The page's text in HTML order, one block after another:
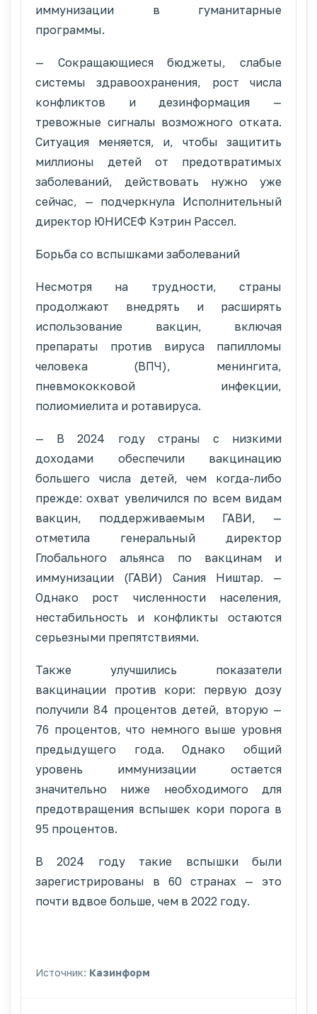
иммунизации в гуманитарные
программы.
— Сокращающиеся бюджеты, слабые
системы здравоохранения, рост числа
конфликтов и дезинформация —
тревожные сигналы возможного отката.
Ситуация меняется, и, чтобы защитить
миллионы детей от предотвратимых
заболеваний, действовать нужно уже
сейчас, — подчеркнула Исполнительный
директор ЮНИСЕФ Кэтрин Рассел.
Борьба со вспышками заболеваний
Несмотря на трудности, страны
продолжают внедрять и расширять
использование вакцин, включая
препараты против вируса папилломы
человека (ВПЧ), менингита,
пневмококковой инфекции,
полиомиелита и ротавируса.
— В 2024 году страны с низкими
доходами обеспечили вакцинацию
большего числа детей, чем когда-либо
прежде: охват увеличился по всем видам
вакцин, поддерживаемым ГАВИ, —
отметила генеральный директор
Глобального альянса по вакцинам и
иммунизации (ГАВИ) Сания Ништар. —
Однако рост численности населения,
нестабильность и конфликты остаются
серьезными препятствиями.
Также улучшились показатели
вакцинации против кори: первую дозу
получили 84 процентов детей, вторую —
76 процентов, что немного выше уровня
предыдущего года. Однако общий
уровень иммунизации остается
значительно ниже необходимого для
предотвращения вспышек кори порога в
95 процентов.
В 2024 году такие вспышки были
зарегистрированы в 60 странах — это
почти вдвое больше, чем в 2022 году.
Источник: Казинформ